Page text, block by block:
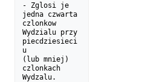
- Zglosi je
jedna czwarta
czlonkow
Wydzialu przy
piecdziesieci
u
(lub mniej)
czlonkach
Wydzalu.